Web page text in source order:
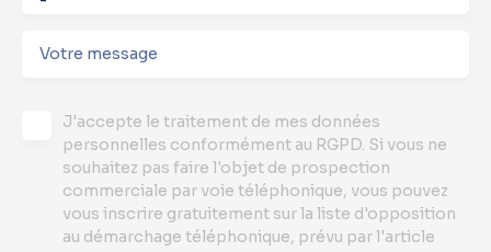
Votre message
J'accepte le traitement de mes données
personnelles conformément au RGPD. Si vous ne
souhaitez pas faire l'objet de prospection
commerciale par voie téléphonique, vous pouvez
vous inscrire gratuitement sur la liste d'opposition
au démarchage téléphonique, prévu par l'article